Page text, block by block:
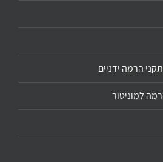
הרמה ידניים
למוניטור